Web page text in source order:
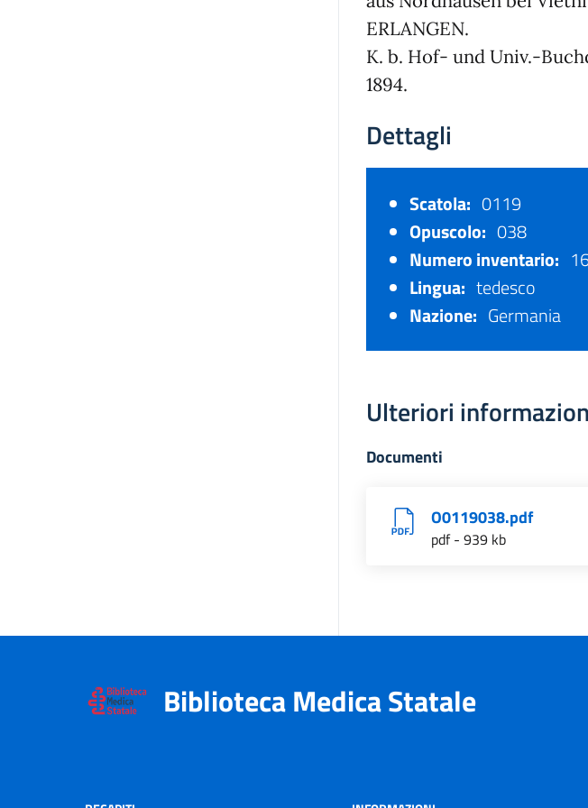
ERLANGEN.
K. b. Hof- und Univ.-
1894.
Dettagli
Scatola: 0119
Opuscolo: 038
Numero inventario:
Lingua: tedesco
Nazione: Germania
Ulteriori
Documenti
O0119038.pdf
pdf - 939 kb
Biblioteca Medica Statale